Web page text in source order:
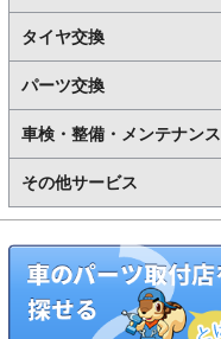
タイヤ交換
パーツ交換
車検・整備・メンテナンス
その他サービス